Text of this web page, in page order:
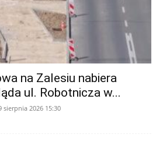
na Zalesiu nabiera
ul. Robotnicza w...
sierpnia 2026 15:30